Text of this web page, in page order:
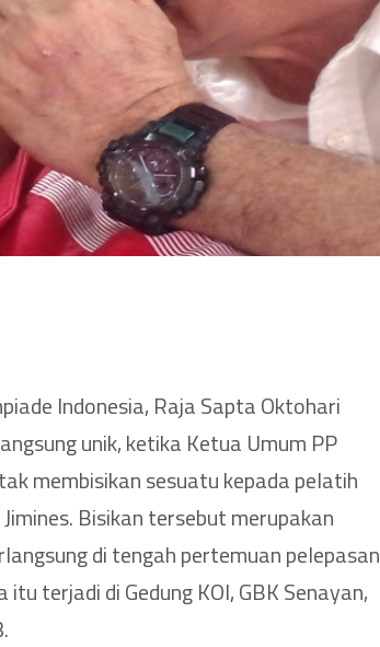
Indonesia, Raja Sapta Oktohari
unik, ketika Ketua Umum PP
membisikan sesuatu kepada pelatih
Bisikan tersebut merupakan
di tengah pertemuan pelepasan
terjadi di Gedung KOI, GBK Senayan,